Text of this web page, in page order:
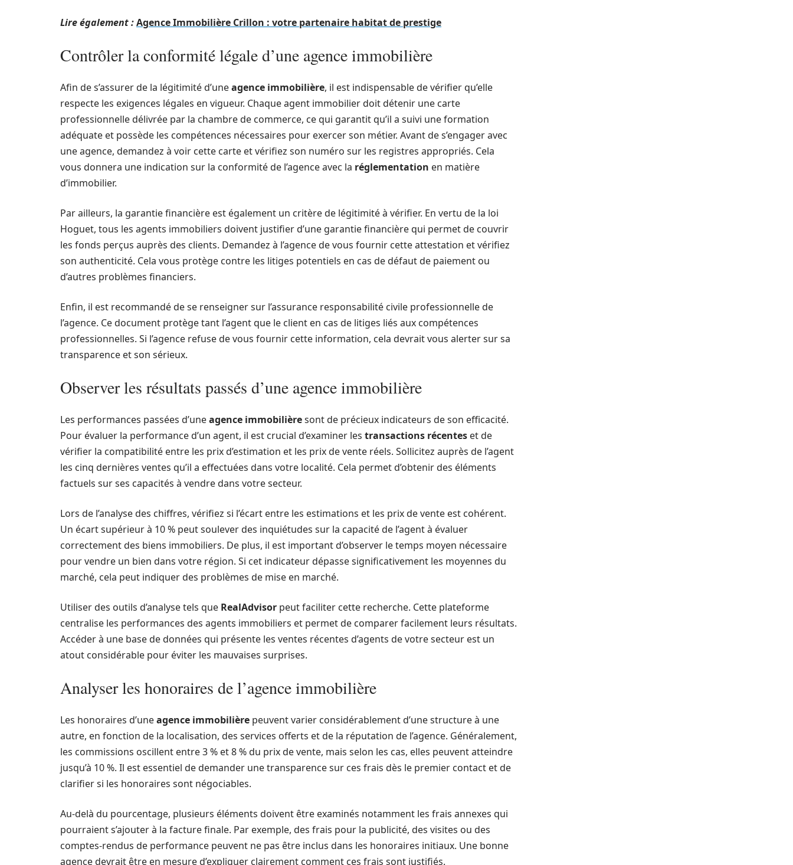
Lire également :Agence Immobilière Crillon : votre partenaire habitat de prestige
Contrôler la conformité légale d’une agence immobilière
Afin de s’assurer de la légitimité d’uneagence immobilière, il est indispensable de vérifier qu’elle
respecte les exigences légales en vigueur. Chaque agent immobilier doit détenir une carte
professionnelle délivrée par la chambre de commerce, ce qui garantit qu’il a suivi une formation
adéquate et possède les compétences nécessaires pour exercer son métier. Avant de s’engager avec
une agence, demandez à voir cette carte et vérifiez son numéro sur les registres appropriés. Cela
vous donnera une indication sur la conformité de l’agence avec la réglementation en matière
d’immobilier.
Par ailleurs, la garantie financière est également un critère de légitimité à vérifier. En vertu de la loi
Hoguet, tous les agents immobiliers doivent justifier d’une garantie financière qui permet de couvrir
les fonds perçus auprès des clients. Demandez à l’agence de vous fournir cette attestation et vérifiez
son authenticité. Cela vous protège contre les litiges potentiels en cas de défaut de paiement ou
d’autres problèmes financiers.
Enfin, il est recommandé de se renseigner sur l’assurance responsabilité civile professionnelle de
l’agence. Ce document protège tant l’agent que le client en cas de litiges liés aux compétences
professionnelles. Si l’agence refuse de vous fournir cette information, cela devrait vous alerter sur sa
transparence et son sérieux.
Observer les résultats passés d’une agence immobilière
Les performances passées d’uneagence immobilièresont de précieux indicateurs de son efficacité.
Pour évaluer la performance d’un agent, il est crucial d’examiner les transactions récentes et de
vérifier la compatibilité entre les prix d’estimation et les prix de vente réels. Sollicitez auprès de l’agent
les cinq dernières ventes qu’il a effectuées dans votre localité. Cela permet d’obtenir des éléments
factuels sur ses capacités à vendre dans votre secteur.
Lors de l’analyse des chiffres, vérifiez si l’écart entre les estimations et les prix de vente est cohérent.
Un écart supérieur à 10 % peut soulever des inquiétudes sur la capacité de l’agent à évaluer
correctement des biens immobiliers. De plus, il est important d’observer le temps moyen nécessaire
pour vendre un bien dans votre région. Si cet indicateur dépasse significativement les moyennes du
marché, cela peut indiquer des problèmes de mise en marché.
Utiliser des outils d’analyse tels que RealAdvisor peut faciliter cette recherche. Cette plateforme
centralise les performances des agents immobiliers et permet de comparer facilement leurs résultats.
Accéder à une base de données qui présente les ventes récentes d’agents de votre secteur est un
atout considérable pour éviter les mauvaises surprises.
Analyser les honoraires de l’agence immobilière
Les honoraires d’uneagence immobilière peuvent varier considérablement d’une structure à une
autre, en fonction de la localisation, des services offerts et de la réputation de l’agence. Généralement,
les commissions oscillent entre 3 % et 8 % du prix de vente, mais selon les cas, elles peuvent atteindre
jusqu’à 10 %. Il est essentiel de demander une transparence sur ces frais dès le premier contact et de
clarifier si les honoraires sont négociables.
Au-delà du pourcentage, plusieurs éléments doivent être examinés notamment les frais annexes qui
pourraient s’ajouter à la facture finale. Par exemple, des frais pour la publicité, des visites ou des
comptes-rendus de performance peuvent ne pas être inclus dans les honoraires initiaux. Une bonne
agence devrait être en mesure d’expliquer clairement comment ces frais sont justifiés.